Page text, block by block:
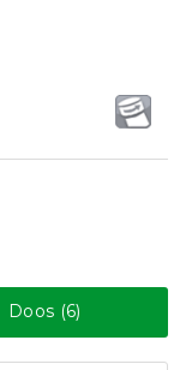
Doos (6)